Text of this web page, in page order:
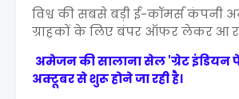
विश्व की सबसे बड़ी ई-कॉमर्स
ग्राहकों के लिए बंपर ऑफर लेकर आ
अमेजन की सालाना सेल 'ग्रेट इंडियन
अक्टूबर से शुरू होने जा रही है।